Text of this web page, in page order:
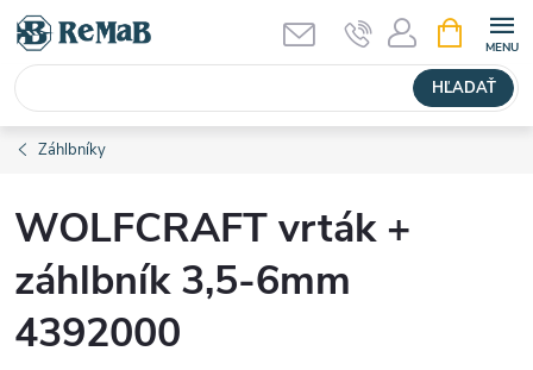
Prejsť
obsah
HĽADAŤ
KOŠÍK
Záhlbníky
WOLFCRAFT vrták +
záhlbník 3,5-6mm
4392000